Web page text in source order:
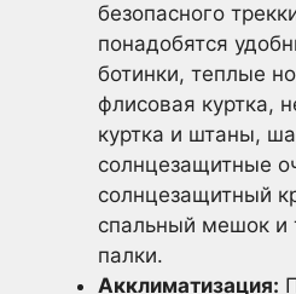
безопасного
понадобятся
ботинки, теплые
флисовая куртка,
куртка и штаны,
солнцезащитные
солнцезащитный
спальный мешок и
палки.
Акклиматизация: